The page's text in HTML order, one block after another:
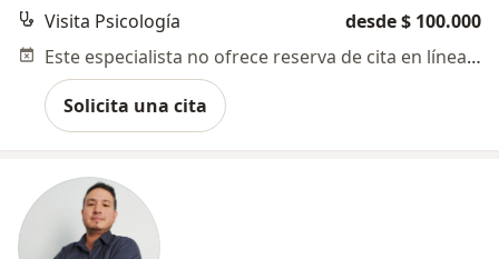
Visita Psicología
desde $ 100.000
Este especialista no ofrece reserva de cita en línea en esta dirección.
Solicita una cita